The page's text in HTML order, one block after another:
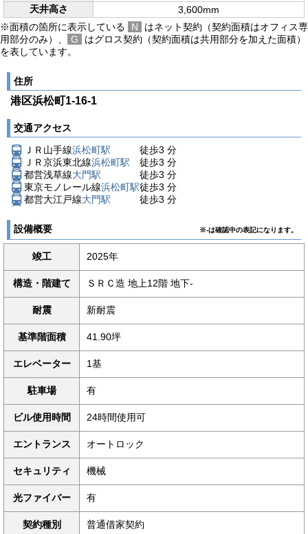
天井高さ
3,600mm
※面積の箇所に表示している
N
はネット契約（契約面積はオフィス専
用部分のみ）、
G
はグロス契約（契約面積は共用部分を加えた面積）
を表しています。
住所
港区浜松町1-16-1
交通アクセス
ＪＲ山手線浜松町駅 徒歩3 分
ＪＲ京浜東北線浜松町駅 徒歩3 分
都営浅草線大門駅 徒歩3 分
東京モノレール線浜松町駅徒歩3 分
都営大江戸線大門駅 徒歩3 分
設備概要 ※-は確認中の表記になります。
竣工 2025年
構造・階建て ＳＲＣ造 地上12階 地下-
耐震 新耐震
基準階面積 41.90坪
エレベーター 1基
駐車場 有
ビル使用時間 24時間使用可
エントランス オートロック
セキュリティ 機械
光ファイバー 有
契約種別 普通借家契約